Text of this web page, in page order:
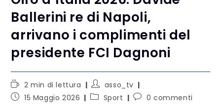
Ballerini re di Napoli,
arrivano i complimenti del
presidente FCI Dagnoni
2 min di lettura
asso_tv
15 Maggio 2026
Sport 0 commenti